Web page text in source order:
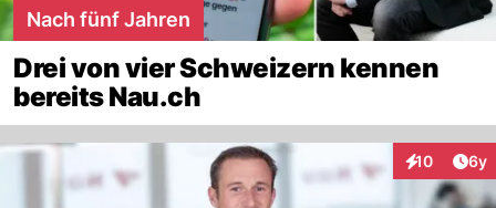
Nach fünf Jahren
Drei von vier Schweizern kennen
bereits Nau.ch
10 6y